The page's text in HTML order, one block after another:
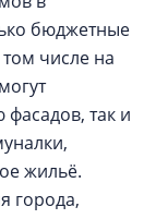
бюджетные
числе на
фасадов, так и
жильё.
города,